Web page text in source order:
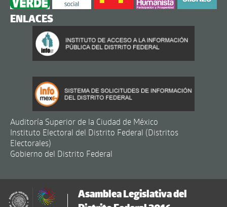
ENLACES
Auditoría Superior de la Ciudad de México
Instituto Electoral del Distrito Federal (Distritos
Electorales)
Gobierno del Distrito Federal
Asamblea Legislativa del